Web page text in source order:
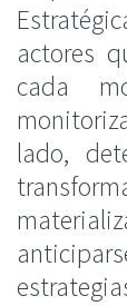
actores
cada
lado,